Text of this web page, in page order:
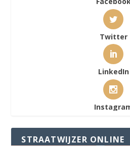
Twitter
LinkedIn
STRAATWIJZER ONLINE